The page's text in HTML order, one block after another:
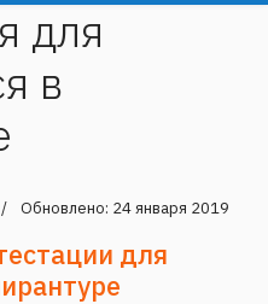
для
в
Обновлено: 24 января 2019
для